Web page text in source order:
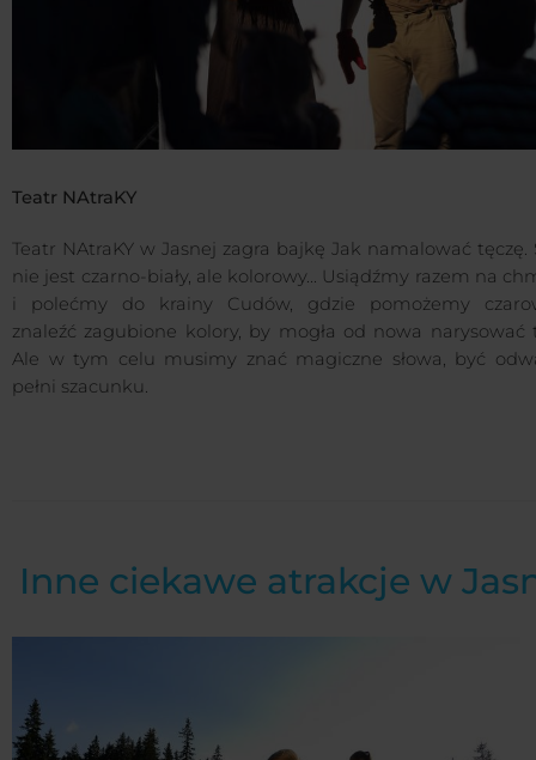
Teatr NAtraKY
Teatr NAtraKY w Jasnej zagra bajkę Jak namalować tęczę.
nie jest czarno-biały, ale kolorowy... Usiądźmy razem na
i polećmy do krainy Cudów, gdzie pomożemy
znaleźć zagubione kolory, by mogła od nowa narysować
Ale w tym celu musimy znać magiczne słowa, być
pełni szacunku.
Inne ciekawe atrakcje w